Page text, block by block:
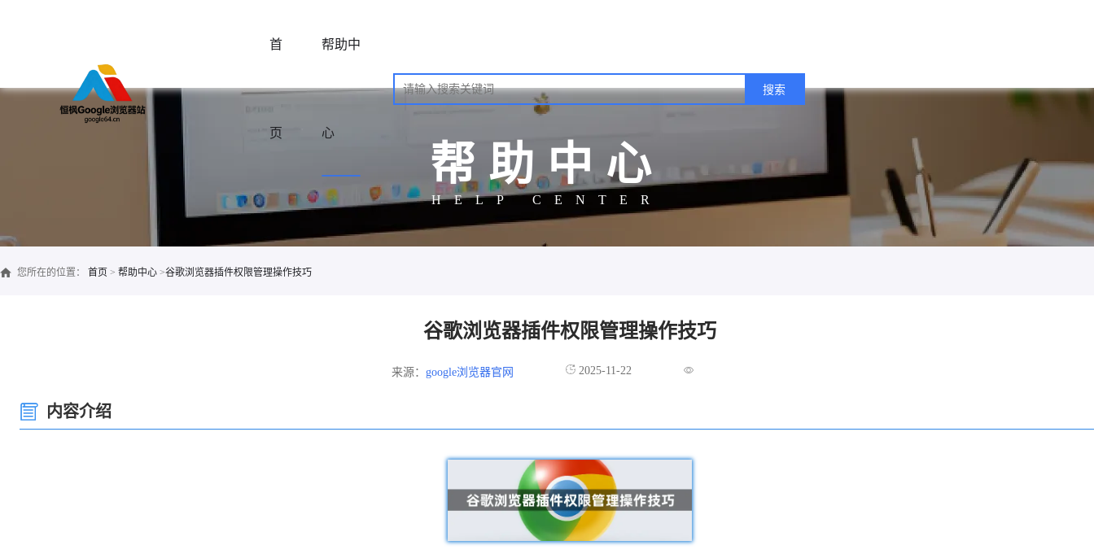
首
页
帮助中
心
帮助中心
HELP CENTER
您所在的位置： 首页 > 帮助中心 >谷歌浏览器插件权限管理操作技巧
谷歌浏览器插件权限管理操作技巧
来源： google浏览器官网 2025-11-22
内容介绍